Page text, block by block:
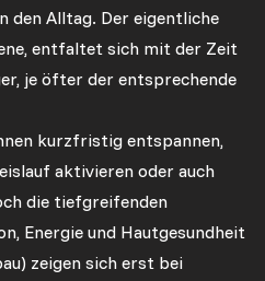
den Alltag. Der eigentliche
entfaltet sich mit der Zeit
je öfter der entsprechende
kurzfristig entspannen,
aktivieren oder auch
die tiefgreifenden
Energie und Hautgesundheit
zeigen sich erst bei